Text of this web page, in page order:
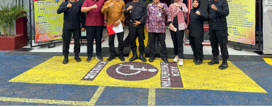
Wartasulselnews.com–Dalam upaya
mewujudkan Wilayah Bebas dari Korupsi (WBK), Tim
Penilai Mandiri (TPM) dari Inspektorat Jenderal
Kementerian Hukum dan HAM RI melakukan verifikasi
lapangan di Rumah Tahanan Negara Kelas IIB